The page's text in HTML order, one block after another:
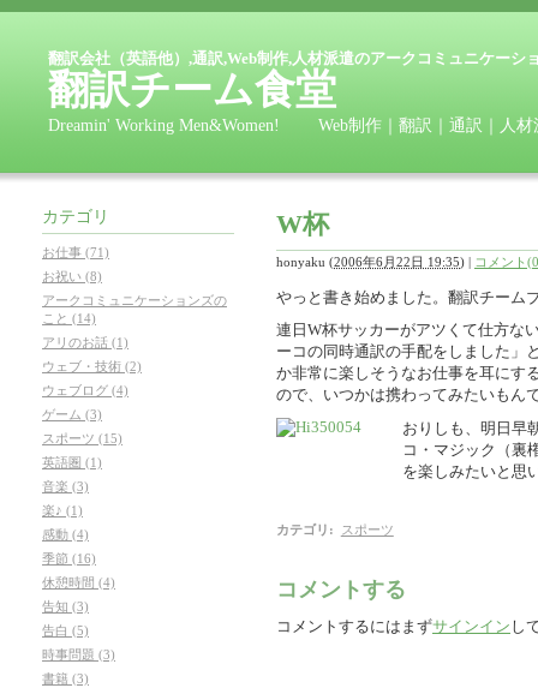
翻訳会社（英語他）,通訳,Web制作,人材派遣のアークコミュニケーシ
翻訳チーム食堂
Dreamin' Working Men&Women! Web制作｜翻訳｜通訳｜人
W杯
honyaku (2006年6月22日 19:35) | コメント
やっと書き始めました。翻訳チーム
連日W杯サッカーがアツくて仕方な
ーコの同時通訳の手配をしました」
か非常に楽しそうなお仕事を耳にす
ので、いつかは携わってみたいもん
おりしも、明日早
コ・マジック（裏
を楽しみたいと思
カテゴリ : スポーツ
コメントする
コメントするにはまずサインイン し
カテゴリ
お仕事 (71)
お祝い (8)
アークコミュニケーションズの
こと (14)
アリのお話 (1)
ウェブ・技術 (2)
ウェブログ (4)
ゲーム (3)
スポーツ (15)
英語圏 (1)
音楽 (3)
楽♪ (1)
感動 (4)
季節 (16)
休憩時間 (4)
告知 (3)
告白 (5)
時事問題 (3)
書籍 (3)